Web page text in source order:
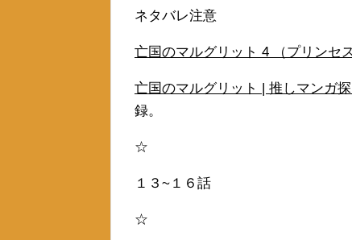
ネタバレ注意
亡国のマルグリット 4 （プリンセ
亡国のマルグリット | 推しマンガ
録。
☆
１３~１６話
☆